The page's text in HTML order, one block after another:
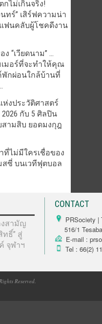
ไม่เกินจริง!
ทร์” เสิร์ฟความน่า
ฟนคลับผู้โชคดีงาน
“เวียดนาม” …
มอร์ที่จะทำให้คุณ
กผ่อนใกล้บ้านที่
ห่งประวัติศาสตร์
กับ 5 ศิลปิน
สามสิบ ยอดมงกุฎ
ที่ไม่มีใครเชื่อของ
สซี่ บนเวทีฟุตบอล
งสามัญ
ธิ์” สู่
จุฬาฯ
CONTACT
PRSociety |
516/1
E-mail :
Tel : 66(2)
Reserved.